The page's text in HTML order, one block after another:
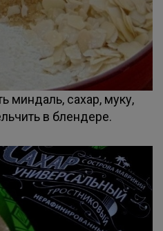
миндаль, сахар, муку,
в блендере.